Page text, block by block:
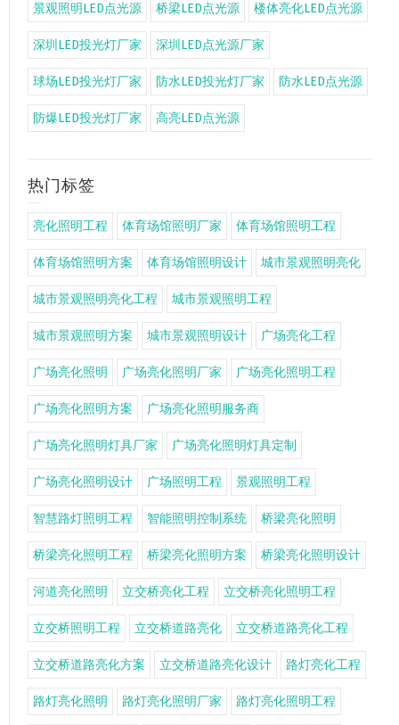
景观照明LED点光源 桥梁LED点光源 楼体亮化LED点光源
深圳LED投光灯厂家 深圳LED点光源厂家
球场LED投光灯厂家 防水LED投光灯厂家 防水LED点光源
防爆LED投光灯厂家 高亮LED点光源
热门标签
亮化照明工程 体育场馆照明厂家 体育场馆照明工程
体育场馆照明方案 体育场馆照明设计 城市景观照明亮化
城市景观照明亮化工程 城市景观照明工程
城市景观照明方案 城市景观照明设计 广场亮化工程
广场亮化照明 广场亮化照明厂家 广场亮化照明工程
广场亮化照明方案 广场亮化照明服务商
广场亮化照明灯具厂家 广场亮化照明灯具定制
广场亮化照明设计 广场照明工程 景观照明工程
智慧路灯照明工程 智能照明控制系统 桥梁亮化照明
桥梁亮化照明工程 桥梁亮化照明方案 桥梁亮化照明设计
河道亮化照明 立交桥亮化工程 立交桥亮化照明工程
立交桥照明工程 立交桥道路亮化 立交桥道路亮化工程
立交桥道路亮化方案 立交桥道路亮化设计 路灯亮化工程
路灯亮化照明 路灯亮化照明厂家 路灯亮化照明工程